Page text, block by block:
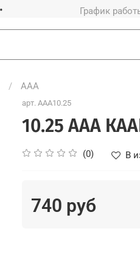
График
ААА
арт. AAA10.25
10.25 ААА
(0) В
740 руб